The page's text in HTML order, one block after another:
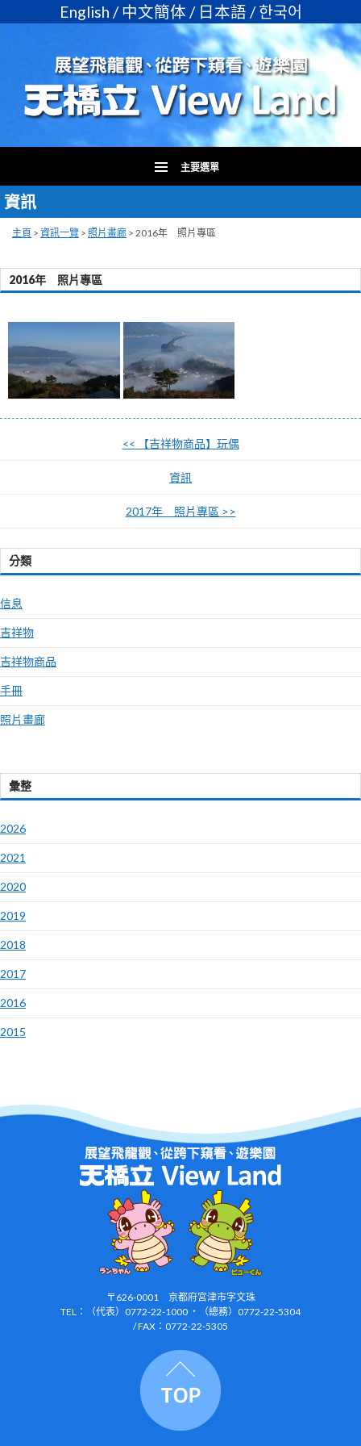
English /中文簡体 / 日本語 /한국어
主要選單
跳
至
主
內
容
資訊
主頁 > 資訊一覽 > 照片畫廊 > 2016年 照片專區
2016年 照片專區
<< 【吉祥物商品】玩偶
資訊
2017年 照片專區 >>
分類
信息
吉祥物
吉祥物商品
手冊
照片畫廊
彙整
2026
2021
2020
2019
2018
2017
2016
2015
〒626-0001 京都府宮津市字文珠
TEL：（代表）0772-22-1000 ・（總務）0772-22-5304
/ FAX：0772-22-5305